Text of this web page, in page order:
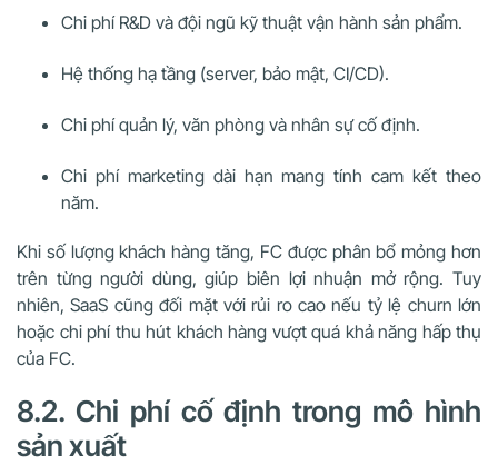
Chi phí R&D và đội ngũ kỹ thuật vận hành sản phẩm.
Hệ thống hạ tầng (server, bảo mật, CI/CD).
Chi phí quản lý, văn phòng và nhân sự cố định.
Chi phí marketing dài hạn mang tính cam kết theo
năm.
Khi số lượng khách hàng tăng, FC được phân bổ mỏng hơn
trên từng người dùng, giúp biên lợi nhuận mở rộng. Tuy
nhiên, SaaS cũng đối mặt với rủi ro cao nếu tỷ lệ churn lớn
hoặc chi phí thu hút khách hàng vượt quá khả năng hấp thụ
của FC.
8.2. Chi phí cố định trong mô hình
sản xuất